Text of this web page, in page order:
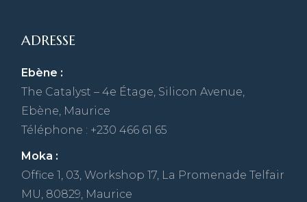
ADRESSE
Ebène :
The Catalyst – 4e Étage, Silicon Avenue,
Ebène, Maurice
Téléphone : +230 466 61 65
Moka :
Office 1, 03, Workshop 17, La Promenade Telfair
MU, 80829, Maurice